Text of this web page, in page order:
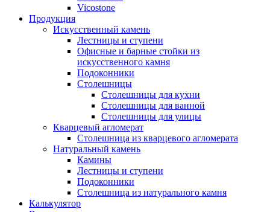
Vicostone
Продукция
Искусственный камень
Лестницы и ступени
Офисные и барные стойки из
искусственного камня
Подоконники
Столешницы
Столешницы для кухни
Столешницы для ванной
Столешницы для улицы
Кварцевый агломерат
Столешница из кварцевого агломерата
Натуральный камень
Камины
Лестницы и ступени
Подоконники
Столешница из натурального камня
Калькулятор